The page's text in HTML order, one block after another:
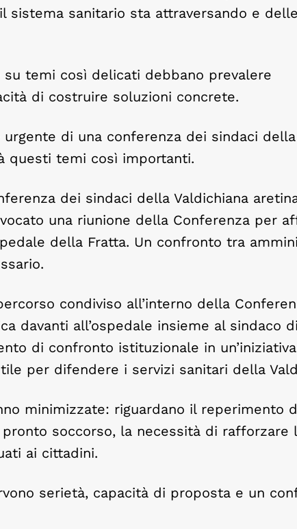
sanitario sta attraversando e
temi così delicati debbano prevalere
di costruire soluzioni concrete.
di una conferenza dei sindaci della
questi temi così importanti.
dei sindaci della Valdichiana
una riunione della Conferenza per
della Fratta. Un confronto tra
condiviso all’interno della
davanti all’ospedale insieme al sindaco
di confronto istituzionale in
per difendere i servizi sanitari della
minimizzate: riguardano il reperimento
soccorso, la necessità di rafforzare
ai cittadini.
serietà, capacità di proposta e un